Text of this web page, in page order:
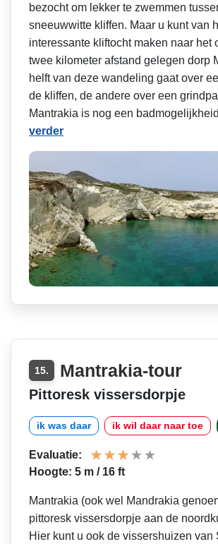
bezocht om lekker te zwemmen
sneeuwwitte kliffen. Maar u kunt van
interessante kliftocht maken naar het
twee kilometer afstand gelegen dorp
helft van deze wandeling gaat over
de kliffen, de andere over een
Mantrakia is nog een
verder
15. Mantrakia-tour
Pittoresk vissersdorpje
ik was daar ik wil daar naar toe
Evaluatie:
Hoogte: 5 m / 16 ft
Mantrakia (ook wel Mandrakia
pittoresk vissersdorpje aan de
Hier kunt u ook de vissershuizen van